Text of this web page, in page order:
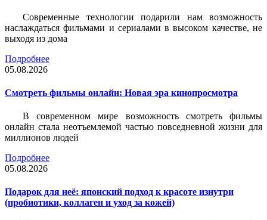
Современные технологии подарили нам возможность
наслаждаться фильмами и сериалами в высоком качестве, не
выходя из дома
Подробнее
05.08.2026
Смотреть фильмы онлайн: Новая эра кинопросмотра
В современном мире возможность смотреть фильмы
онлайн стала неотъемлемой частью повседневной жизни для
миллионов людей
Подробнее
05.08.2026
Подарок для неё: японский подход к красоте изнутри
(пробиотики, коллаген и уход за кожей)